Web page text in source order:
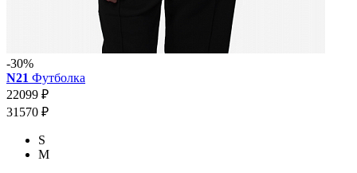
-30%
N21 Футболка
22099 ₽
31570 ₽
S
M